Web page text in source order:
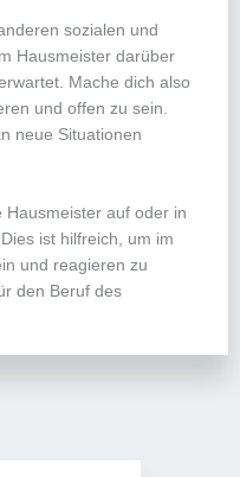
sozialen und
Hausmeister darüber
Mache dich also
und offen zu sein.
neue Situationen
Hausmeister auf oder in
ist hilfreich, um im
und reagieren zu
den Beruf des